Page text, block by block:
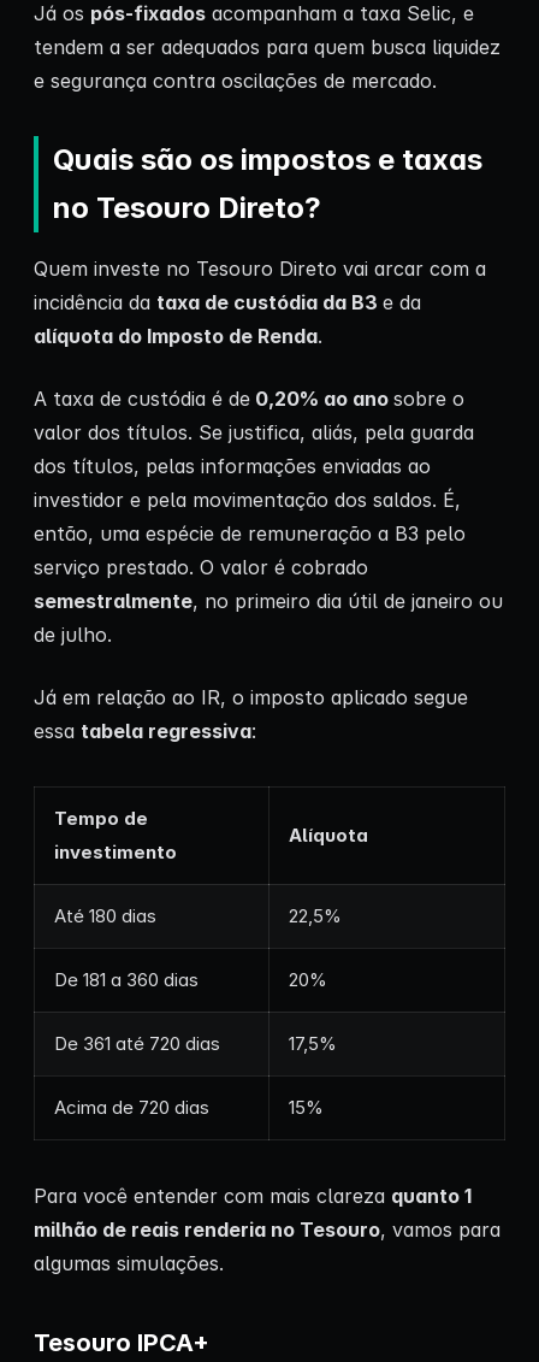
Já os pós-fixados acompanham a taxa Selic, e
tendem a ser adequados para quem busca liquidez
e segurança contra oscilações de mercado.
Quais são os impostos e taxas
no Tesouro Direto?
Quem investe no Tesouro Direto vai arcar com a
incidência da taxa de custódia da B3 e da
alíquota do Imposto de Renda.
A taxa de custódia é de 0,20% ao ano sobre o
valor dos títulos. Se justifica, aliás, pela guarda
dos títulos, pelas informações enviadas ao
investidor e pela movimentação dos saldos. É,
então, uma espécie de remuneração a B3 pelo
serviço prestado. O valor é cobrado
semestralmente, no primeiro dia útil de janeiro ou
de julho.
Já em relação ao IR, o imposto aplicado segue
essa tabela regressiva:
Tempo de
investimento
Alíquota
Até 180 dias 22,5%
De 181 a 360 dias 20%
De 361 até 720 dias 17,5%
Acima de 720 dias 15%
Para você entender com mais clareza quanto 1
milhão de reais renderia no Tesouro, vamos para
algumas simulações.
Tesouro IPCA+